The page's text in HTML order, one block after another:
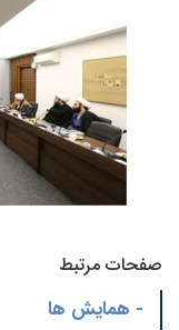
صفحات مرتبط
- همایش ها